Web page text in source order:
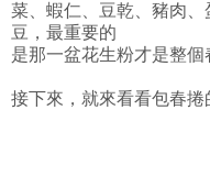
菜、蝦仁、豆乾、豬肉
豆，最重要的
是那一盆花生粉才是整個
接下來，就來看看包春捲